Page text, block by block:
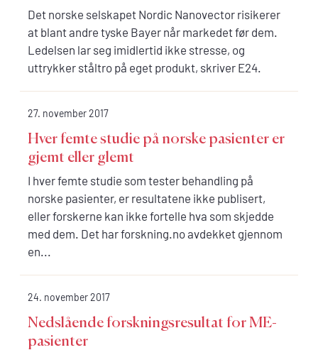
Det norske selskapet Nordic Nanovector risikerer
at blant andre tyske Bayer når markedet før dem.
Ledelsen lar seg imidlertid ikke stresse, og
uttrykker ståltro på eget produkt, skriver E24.
27. november 2017
Hver femte studie på norske pasienter er
gjemt eller glemt
I hver femte studie som tester behandling på
norske pasienter, er resultatene ikke publisert,
eller forskerne kan ikke fortelle hva som skjedde
med dem. Det har forskning.no avdekket gjennom
en...
24. november 2017
Nedslående forskningsresultat for ME-
pasienter